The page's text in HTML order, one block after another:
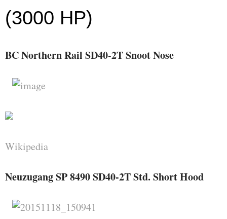
(3000 HP)
BC Northern Rail SD40-2T Snoot Nose
Wikipedia
Neuzugang SP 8490 SD40-2T Std. Short Hood